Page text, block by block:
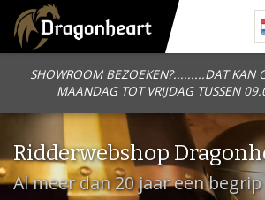
SHOWROOM BEZOEKEN?.........DAT KAN
MAANDAG TOT VRIJDAG TUSSEN
Ridderwebshop
Al meer dan 20 jaar een